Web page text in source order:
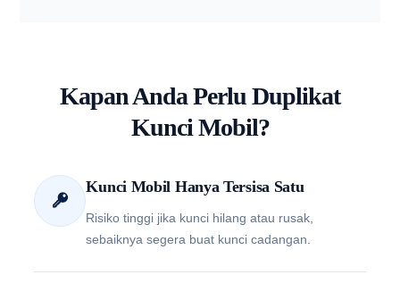
Kapan Anda Perlu Duplikat
Kunci Mobil?
Kunci Mobil Hanya Tersisa Satu
Risiko tinggi jika kunci hilang atau rusak,
sebaiknya segera buat kunci cadangan.